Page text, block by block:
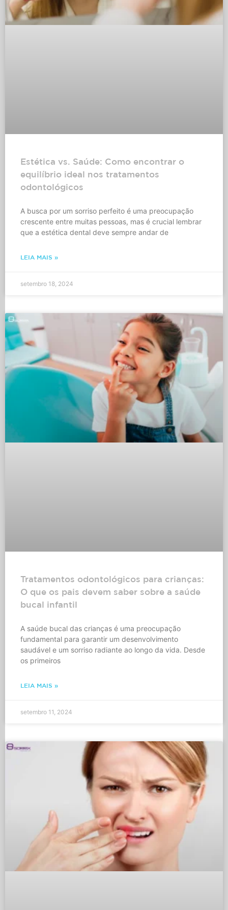
Estética vs. Saúde: Como encontrar o
equilíbrio ideal nos tratamentos
odontológicos
A busca por um sorriso perfeito é uma preocupação
crescente entre muitas pessoas, mas é crucial lembrar
que a estética dental deve sempre andar de
LEIA MAIS »
setembro 18, 2024
Tratamentos odontológicos para crianças:
O que os pais devem saber sobre a saúde
bucal infantil
A saúde bucal das crianças é uma preocupação
fundamental para garantir um desenvolvimento
saudável e um sorriso radiante ao longo da vida. Desde
os primeiros
LEIA MAIS »
setembro 11, 2024